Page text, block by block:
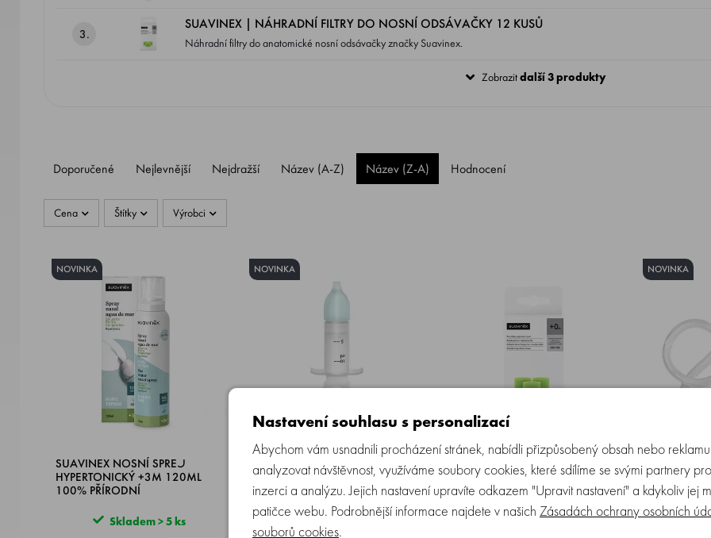
3.
SUAVINEX | NÁHRADNÍ FILTRY DO NOSNÍ ODSÁVAČKY 12 KUSŮ
Náhradní filtry do anatomické nosní odsávačky značky Suavinex.
Zobrazitdalší 3 produkty
Doporučené Nejlevnější Nejdražší Název (A-Z) Název (Z-A) Hodnocení
Cena Štítky Výrobci
NOVINKA
SUAVINEX NOSNÍ SPREJ
HYPERTONICKÝ +3M 120ML
100% PŘÍRODNÍ
Skladem > 5 ks
NOVINKA
SUAVINEX | Odsávačka do
nosíku NEW
SUAVINEX | NÁHRADNÍ FILTRY
DO NOSNÍ ODSÁVAČKY 12
KUSŮ
Skladem > 5 ks
NOVINKA
odsávačka
Nastavení souhlasu s personalizací
Abychom vám usnadnili procházení stránek, nabídli přizpůsobený obsah nebo
analyzovat návštěvnost, využíváme soubory cookies, které sdílíme se svými partnery
inzerci a analýzu. Jejich nastavení upravíte odkazem "Upravit nastavení" a kdykoliv jej
patičce webu. Podrobnější informace najdete v našich Zásadách ochrany osobních
souborů cookies.